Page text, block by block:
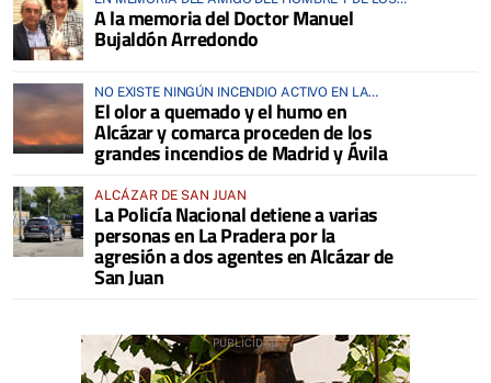
ANIMALES
A la memoria del Doctor Manuel
Bujaldón Arredondo
NO EXISTE NINGÚN INCENDIO ACTIVO EN LA
COMARCA
El olor a quemado y el humo en
Alcázar y comarca proceden de los
grandes incendios de Madrid y Ávila
ALCÁZAR DE SAN JUAN
La Policía Nacional detiene a varias
personas en La Pradera por la
agresión a dos agentes en Alcázar de
San Juan